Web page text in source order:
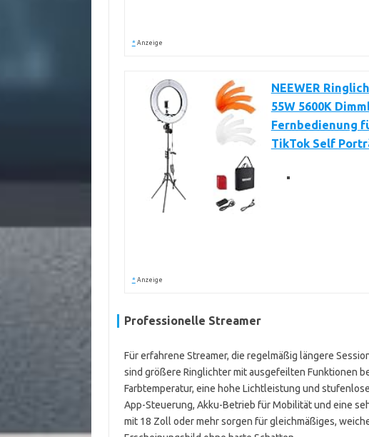
* Anzeige
NEEWER
55W 5600K
Fernbedienung
TikTok Self
* Anzeige
Professionelle Streamer
Für erfahrene Streamer, die regelmäßig längere
sind größere Ringlichter mit ausgefeilten Funktionen
Farbtemperatur, eine hohe Lichtleistung und
App-Steuerung, Akku-Betrieb für Mobilität und eine
mit 18 Zoll oder mehr sorgen für gleichmäßiges,